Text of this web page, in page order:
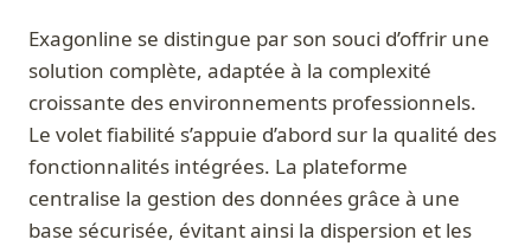
Exagonline se distingue par son souci d’offrir une
solution complète, adaptée à la complexité
croissante des environnements professionnels.
Le volet fiabilité s’appuie d’abord sur la qualité des
fonctionnalités intégrées. La plateforme
centralise la gestion des données grâce à une
base sécurisée, évitant ainsi la dispersion et les